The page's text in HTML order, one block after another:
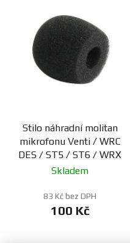
Stilo náhradní molitan
mikrofonu Venti / WRC
DES / ST5 / ST6 / WRX
Skladem
83 Kč bez DPH
100 Kč